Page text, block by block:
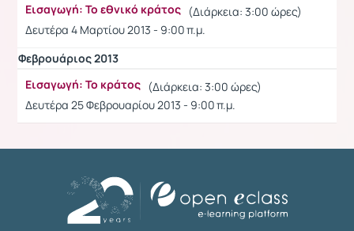
Εισαγωγή: Το εθνικό κράτος (Διάρκεια: 3:00 ώρες)
Δευτέρα 4 Μαρτίου 2013 - 9:00 π.μ.
Φεβρουάριος 2013
Εισαγωγή: Το κράτος (Διάρκεια: 3:00 ώρες)
Δευτέρα 25 Φεβρουαρίου 2013 - 9:00 π.μ.